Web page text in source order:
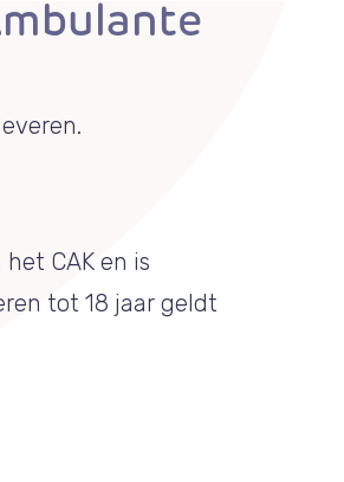
CAK en is
tot 18 jaar geldt